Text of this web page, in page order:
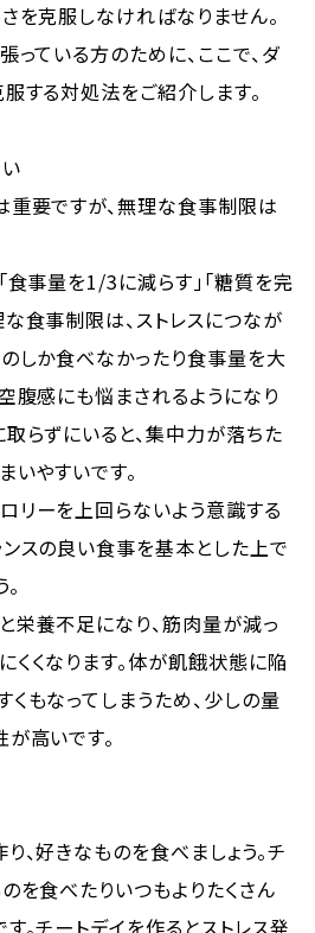
を克服しなければなりません。
っている方のために、ここで、ダ
する対処法をご紹介します。
重要ですが、無理な食事制限は
食事量を1/3に減らす」「糖質を完
食事制限は、ストレスにつなが
しか食べなかったり食事量を大
腹感にも悩まされるようになり
らずにいると、集中力が落ちた
いやすいです。
リーを上回らないよう意識する
スの良い食事を基本とした上で
栄養不足になり、筋肉量が減っ
くなります。体が飢餓状態に陥
もなってしまうため、少しの量
高いです。
、好きなものを食べましょう。チ
を食べたりいつもよりたくさん
。チートデイを作るとストレス発